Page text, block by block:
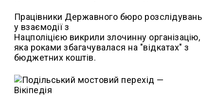
Працівники Державного бюро розслідувань
у взаємодії з
Нацполіцією викрили злочинну організацію,
яка роками збагачувалася на "відкатах" з
бюджетних коштів.